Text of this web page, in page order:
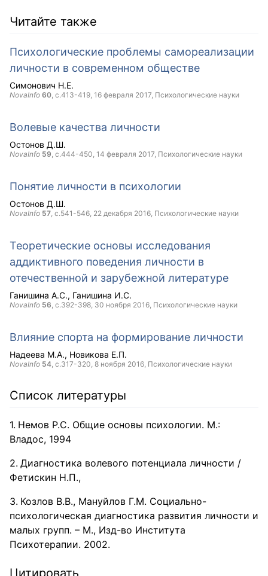
Читайте также
Психологические проблемы самореализации
личности в современном обществе
Симонович Н.Е.
NovaInfo 60, с.413-419, 16 февраля 2017, Психологические науки
Волевые качества личности
Остонов Д.Ш.
NovaInfo 59, с.444-450, 14 февраля 2017, Психологические науки
Понятие личности в психологии
Остонов Д.Ш.
NovaInfo 57, с.541-546, 22 декабря 2016, Психологические науки
Теоретические основы исследования
аддиктивного поведения личности в
отечественной и зарубежной литературе
Ганишина А.С. Ганишина И.С.
NovaInfo 56, с.392-398, 30 ноября 2016, Психологические науки
Влияние спорта на формирование личности
Надеева М.А. Новикова Е.П.
NovaInfo 54, с.317-320, 8 ноября 2016, Психологические науки
Список литературы
Немов Р.С. Общие основы психологии. М.:
Владос, 1994
Диагностика волевого потенциала личности /
Фетискин Н.П.,
Козлов В.В., Мануйлов Г.М. Социально-
психологическая диагностика развития личности и
малых групп. – М., Изд-во Института
Психотерапии. 2002.
Цитировать